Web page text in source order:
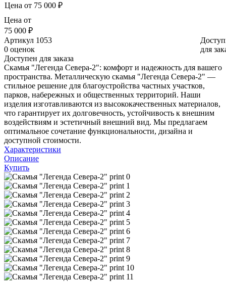
Цена от 75 000 ₽
Цена от
75 000 ₽
для
Артикул 1053
0 оценок
Доступен для заказа
Скамья "Легенда Севера-2": комфорт и надежность для вашего
пространства. Металлическую скамья "Легенда Севера-2" —
стильное решение для благоустройства частных участков,
парков, набережных и общественных территорий. Наши
изделия изготавливаются из высококачественных материалов,
что гарантирует их долговечность, устойчивость к внешним
воздействиям и эстетичный внешний вид. Мы предлагаем
оптимальное сочетание функциональности, дизайна и
доступной стоимости.
Характеристики
Описание
Купить